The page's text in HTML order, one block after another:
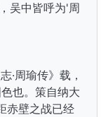
吴中皆呼为'周
·周瑜传》载，
也。策自纳大
赤壁之战已经